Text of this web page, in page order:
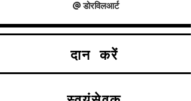
@डोरविलआर्ट
दान करें